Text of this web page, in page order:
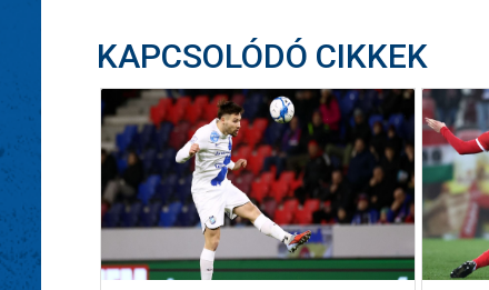
KAPCSOLÓDÓ CIKKEK